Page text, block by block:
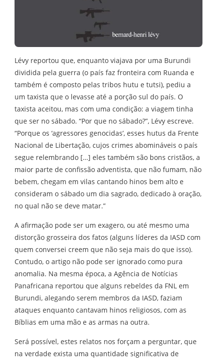
Lévy reportou que, enquanto viajava por uma Burundi
dividida pela guerra (o país faz fronteira com Ruanda e
também é composto pelas tribos hutu e tutsi), pediu a
um taxista que o levasse até a porção sul do país. O
taxista aceitou, mas com uma condição: a viagem tinha
que ser no sábado. “Por que no sábado?”, Lévy escreve.
“Porque os ‘agressores genocidas’, esses hutus da Frente
Nacional de Libertação, cujos crimes abomináveis o país
segue relembrando […] eles também são bons cristãos, a
maior parte de confissão adventista, que não fumam, não
bebem, chegam em vilas cantando hinos bem alto e
consideram o sábado um dia sagrado, dedicado à oração,
no qual não se deve matar.”
A afirmação pode ser um exagero, ou até mesmo uma
distorção grosseira dos fatos (alguns líderes da IASD com
quem conversei creem que não seja mais do que isso).
Contudo, o artigo não pode ser ignorado como pura
anomalia. Na mesma época, a Agência de Notícias
Panafricana reportou que alguns rebeldes da FNL em
Burundi, alegando serem membros da IASD, faziam
ataques enquanto cantavam hinos religiosos, com as
Bíblias em uma mão e as armas na outra.
Será possível, estes relatos nos forçam a perguntar, que
na verdade exista uma quantidade significativa de